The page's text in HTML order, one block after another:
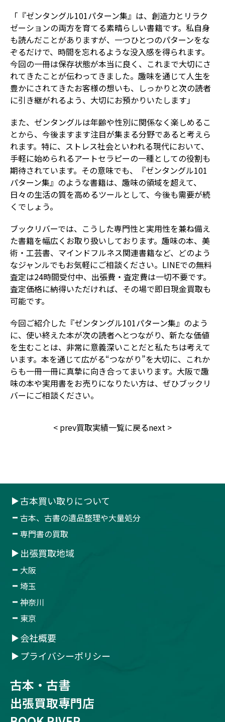
「『ゼンタングル101パターン集』は、創造力とリラク
ゼーションの両方を育てる素晴らしい書籍です。私自身
も読んだことがありますが、一つひとつのパターンをな
ぞるだけで、時間を忘れるような没入感を得られます。
今回の一冊は保存状態が本当に良く、これまで大切にさ
れてきたことが伝わってきました。趣味を通じて人生を
豊かにされてきたお客様の想いも、しっかりと次の読者
に引き継がれるよう、大切にお預かりいたします」
また、ゼンタングルは年齢や性別に関係なく楽しめるこ
とから、今後ますます注目が集まる分野であると考えら
れます。特に、ストレス社会といわれる現代において、
手軽に始められるアートセラピーの一種としての役割も
期待されています。その意味でも、『ゼンタングル101
パターン集』のような書籍は、趣味の領域を超えて、
日々の生活の質を高めるツールとして、今後も需要が続
くでしょう。
ブックリバーでは、こうした専門性と実用性を兼ね備え
た書籍を幅広くお取り扱いしております。趣味の本、美
術・工芸書、マインドフルネス関連書籍など、どのよう
なジャンルでもお気軽にご相談ください。LINEでの無料
査定は24時間受付中、出張費・査定費は一切不要です。
査定価格に納得いただければ、その場で即日現金買取も
可能です。
今回ご紹介した『ゼンタングル101パターン集』のよう
に、使い終えた本が次の読者へとつながり、新たな価値
を生むことは、非常に意義深いことだと私たちは考えて
います。本を通じて広がる“つながり”を大切に、これか
らも一冊一冊に真摯に向き合ってまいります。大阪で趣
味の本や実用書をお売りになりたい方は、ぜひブックリ
バーにご相談ください。
< prev買取実績一覧に戻るnext >
古本買い取りについて
古本、古書の遺品整理や大量処分
専門書の買取
出張買取地域
大阪
埼玉
神奈川
東京
会社概要
プライバシーポリシー
古本・古書
出張買取専門店